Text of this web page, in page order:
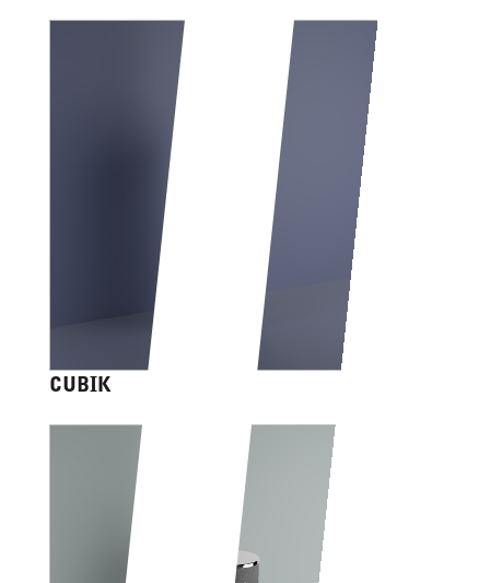
CUBIK